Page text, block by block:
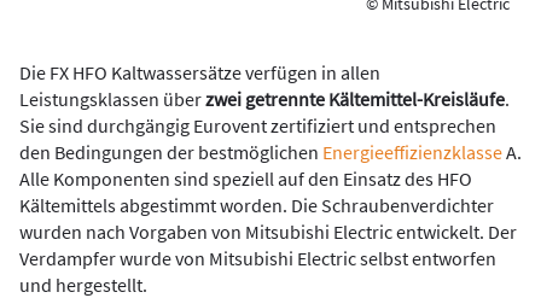
Die FX HFO Kaltwassersätze verfügen in allen
Leistungsklassen überzwei getrennte Kältemittel-Kreisläufe.
Sie sind durchgängig Eurovent zertifiziert und entsprechen
den Bedingungen der bestmöglichen EnergieeffizienzklasseA.
Alle Komponenten sind speziell auf den Einsatz des HFO
Kältemittels abgestimmt worden. Die Schraubenverdichter
wurden nach Vorgaben von Mitsubishi Electric entwickelt. Der
Verdampfer wurde von Mitsubishi Electric selbst entworfen
und hergestellt.